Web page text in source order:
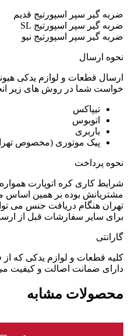
ضربه گیر سپر اسپورتیج قدیم
ضربه گیر سپر اسپورتیج SL
ضربه گیر سپر اسپورتیج نیو
نحوه ارسال
ارسال قطعات و لوازم یدکی
خواست شما در روش های زیر
تیپاکس
اتوبوس
باربری
پیک موتوری (مخصوص
نحوه پرداخت
شرایط کاری کره اتوپارت
مشتریانش بوده بر همین اساس
تهران هنگام دریافت جنس می
برای سایر سفارشات قبل از
گارانتی
کلیه قطعات و لوازم یدکی که از
دارای ضمانت اصالت و کیفیت
محصولات مشابه